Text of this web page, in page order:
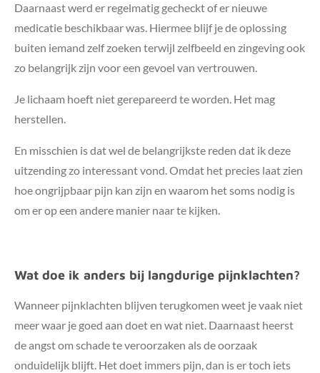
Daarnaast werd er regelmatig gecheckt of er nieuwe
medicatie beschikbaar was. Hiermee blijf je de oplossing
buiten iemand zelf zoeken terwijl zelfbeeld en zingeving ook
zo belangrijk zijn voor een gevoel van vertrouwen.
Je lichaam hoeft niet gerepareerd te worden. Het mag
herstellen.
En misschien is dat wel de belangrijkste reden dat ik deze
uitzending zo interessant vond. Omdat het precies laat zien
hoe ongrijpbaar pijn kan zijn en waarom het soms nodig is
om er op een andere manier naar te kijken.
Wat doe ik anders bij langdurige pijnklachten?
Wanneer pijnklachten blijven terugkomen weet je vaak niet
meer waar je goed aan doet en wat niet. Daarnaast heerst
de angst om schade te veroorzaken als de oorzaak
onduidelijk blijft. Het doet immers pijn, dan is er toch iets